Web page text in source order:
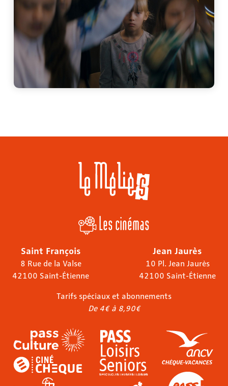
Les cinémas
Saint François
8 Rue de la Valse
42100 Saint-Étienne
Jean Jaurès
10 Pl. Jean Jaurès
42100 Saint-Étienne
Tarifs spéciaux et abonnements
De 4€ à 8,90€